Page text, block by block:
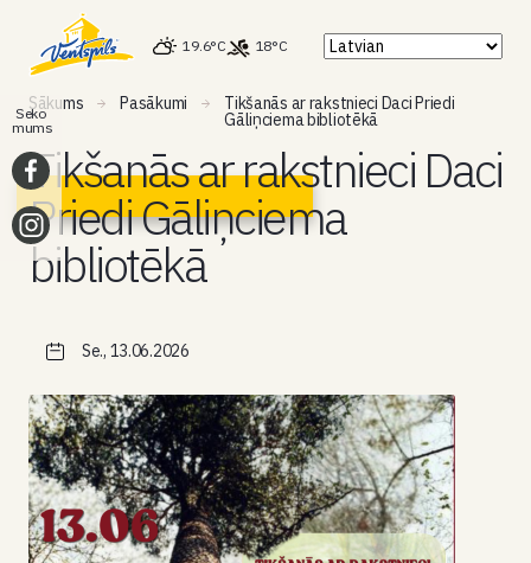
19.6°C 18°C
Sākums Pasākumi Tikšanās ar rakstnieci Daci Priedi
Gāliņciema bibliotēkā
Tikšanās ar rakstnieci Daci
Priedi Gāliņciema
bibliotēkā
Se., 13.06.2026
Seko
mums